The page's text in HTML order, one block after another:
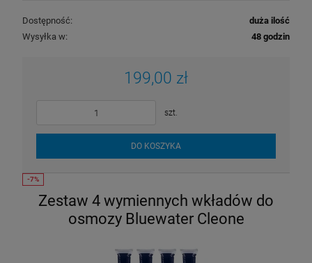
Dostępność:
duża ilość
Wysyłka w:
48 godzin
199,00 zł
szt.
DO KOSZYKA
Zestaw 4 wymiennych wkładów do
osmozy Bluewater Cleone